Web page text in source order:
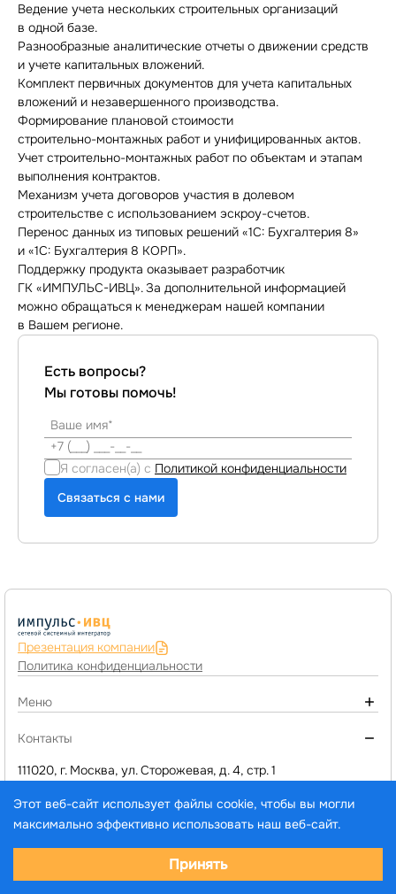
Ведение учета нескольких строительных организаций
в одной базе.
Разнообразные аналитические отчеты о движении средств
и учете капитальных вложений.
Комплект первичных документов для учета капитальных
вложений и незавершенного производства.
Формирование плановой стоимости
строительно-монтажных работ и унифицированных актов.
Учетстроительно-монтажных работ по объектам и этапам
выполнения контрактов.
Механизм учета договоров участия в долевом
строительстве с использованием эскроу-счетов.
Перенос данных из типовых решений «1С: Бухгалтерия 8»
и «1С: Бухгалтерия 8 КОРП».
Поддержку продукта оказывает разработчик
ГК «ИМПУЛЬС-ИВЦ». За дополнительной информацией
можно обращаться к менеджерам нашей компании
в Вашем регионе.
Есть вопросы?
Мы готовы помочь!
Я согласен(а) с Политикой конфиденциальности
Связаться с нами
Презентация компании
Политика конфиденциальности
Меню
О компании
Программы 1C и сервисы
Контакты
111020, г. Москва, ул. Сторожевая, д. 4, стр. 1
d1@impuls-ivc.ru
© ООО «ИМПУЛЬС-ИВЦ», 2005–2026. Все права
Этот веб-сайт использует файлы cookie, чтобы вы могли
максимально эффективно использовать наш веб-сайт.
Выберите настройки cookie
Принять